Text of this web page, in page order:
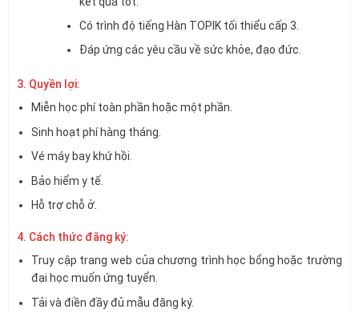
Có trình độ tiếng Hàn TOPIK tối thiểu cấp 3.
Đáp ứng các yêu cầu về sức khỏe, đạo đức.
3. Quyền lợi:
Miễn học phí toàn phần hoặc một phần.
Sinh hoạt phí hàng tháng.
Vé máy bay khứ hồi.
Bảo hiểm y tế.
Hỗ trợ chỗ ở.
4. Cách thức đăng ký:
Truy cập trang web của chương trình học bổng hoặc trường
đại học muốn ứng tuyển.
Tải và điền đầy đủ mẫu đăng ký.